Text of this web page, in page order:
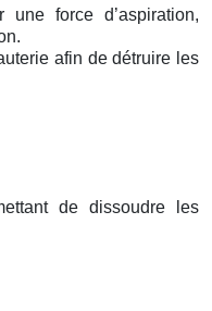
force d’aspiration,
afin de détruire les
de dissoudre les